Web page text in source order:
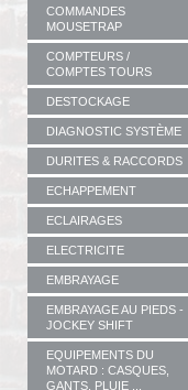
COMMANDES
MOUSETRAP
COMPTEURS /
COMPTES TOURS
DESTOCKAGE
DIAGNOSTIC SYSTÈME
DURITES & RACCORDS
ECHAPPEMENT
ECLAIRAGES
ELECTRICITE
EMBRAYAGE
EMBRAYAGE AU PIEDS -
JOCKEY SHIFT
EQUIPEMENTS DU
MOTARD : CASQUES,
GANTS, PLUIE ...